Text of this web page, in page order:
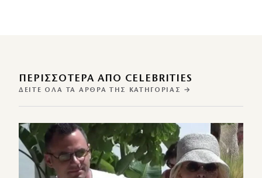
ΠΕΡΙΣΣΌΤΕΡΑ ΑΠΌ CELEBRITIES
ΔΕΊΤΕ ΌΛΑ ΤΑ ΆΡΘΡΑ ΤΗΣ ΚΑΤΗΓΟΡΊΑΣ →